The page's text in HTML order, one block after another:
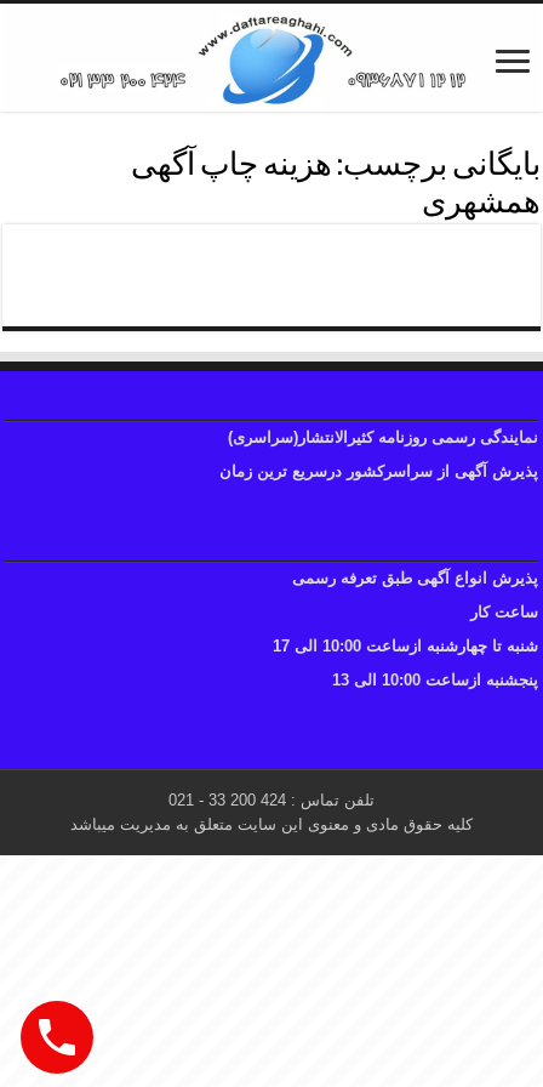
بایگانی برچسب: هزینه چاپ آگهی
همشهری
نمایندگی رسمی روزنامه کثیرالانتشار(سراسری)
پذیرش آگهی از سراسرکشور درسریع ترین زمان
پذیرش انواع آگهی طبق تعرفه رسمی
ساعت کار
شنبه تا چهارشنبه ازساعت 10:00 الی 17
پنجشنبه ازساعت 10:00 الی 13
تلفن تماس : 424 200 33 - 021
کلیه حقوق مادی و معنوی این سایت متعلق به مدیریت میباشد